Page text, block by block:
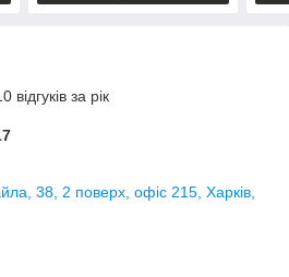
за рік
38, 2 поверх, офіс 215, Харків,